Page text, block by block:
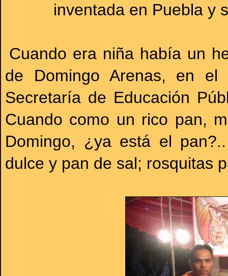
inventada en Puebla y
Cuando era niña había un
de Domingo Arenas, en
Secretaría de Educación
Cuando como un rico pan,
Domingo, ¿ya está el
dulce y pan de sal; rosquitas